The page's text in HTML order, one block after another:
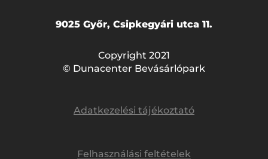
9025 Győr, Csipkegyári utca 11.
Copyright 2021
© Dunacenter Bevásárlópark
Adatkezelési tájékoztató
Felhasználási feltételek